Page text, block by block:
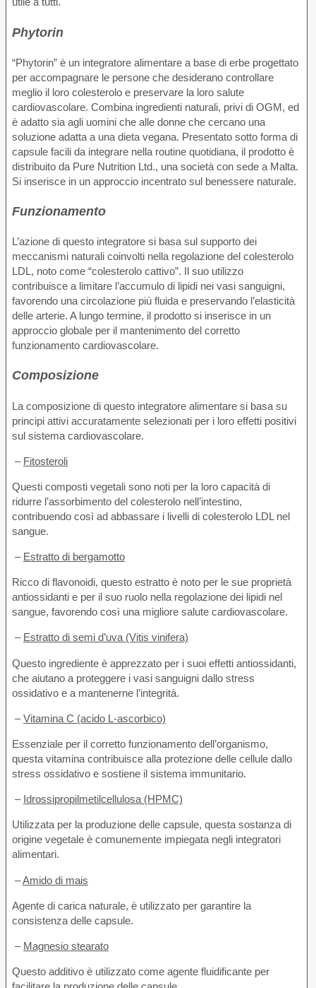
Phytorin
“Phytorin” è un integratore alimentare a base di erbe progettato
per accompagnare le persone che desiderano controllare
meglio il loro colesterolo e preservare la loro salute
cardiovascolare. Combina ingredienti naturali, privi di OGM, ed
è adatto sia agli uomini che alle donne che cercano una
soluzione adatta a una dieta vegana. Presentato sotto forma di
capsule facili da integrare nella routine quotidiana, il prodotto è
distribuito da Pure Nutrition Ltd., una società con sede a Malta.
Si inserisce in un approccio incentrato sul benessere naturale.
Funzionamento
L’azione di questo integratore si basa sul supporto dei
meccanismi naturali coinvolti nella regolazione del colesterolo
LDL, noto come “colesterolo cattivo”. Il suo utilizzo
contribuisce a limitare l’accumulo di lipidi nei vasi sanguigni,
favorendo una circolazione più fluida e preservando l’elasticità
delle arterie. A lungo termine, il prodotto si inserisce in un
approccio globale per il mantenimento del corretto
funzionamento cardiovascolare.
Composizione
La composizione di questo integratore alimentare si basa su
principi attivi accuratamente selezionati per i loro effetti positivi
sul sistema cardiovascolare.
– Fitosteroli
Questi composti vegetali sono noti per la loro capacità di
ridurre l’assorbimento del colesterolo nell’intestino,
contribuendo così ad abbassare i livelli di colesterolo LDL nel
sangue.
– Estratto di bergamotto
Ricco di flavonoidi, questo estratto è noto per le sue proprietà
antiossidanti e per il suo ruolo nella regolazione dei lipidi nel
sangue, favorendo così una migliore salute cardiovascolare.
– Estratto di semi d’uva (Vitis vinifera)
Questo ingrediente è apprezzato per i suoi effetti antiossidanti,
che aiutano a proteggere i vasi sanguigni dallo stress
ossidativo e a mantenerne l’integrità.
–Vitamina C (acido L-ascorbico)
Essenziale per il corretto funzionamento dell’organismo,
questa vitamina contribuisce alla protezione delle cellule dallo
stress ossidativo e sostiene il sistema immunitario.
– Idrossipropilmetilcellulosa (HPMC)
Utilizzata per la produzione delle capsule, questa sostanza di
origine vegetale è comunemente impiegata negli integratori
alimentari.
–Amido di mais
Agente di carica naturale, è utilizzato per garantire la
consistenza delle capsule.
– Magnesio stearato
Questo additivo è utilizzato come agente fluidificante per